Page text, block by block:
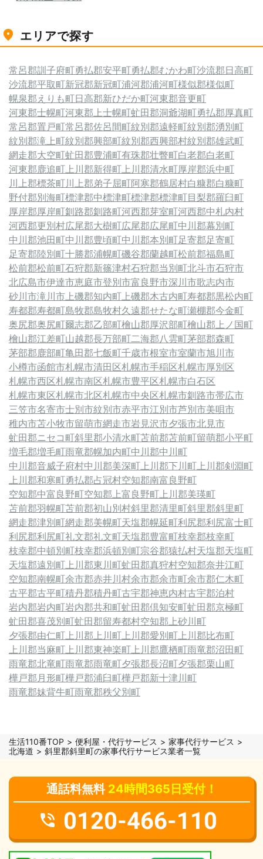
エリアで探す
常呂郡訓子府町勇払郡安平町勇払郡むかわ町沙流郡日高町
沙流郡平取町新冠郡新冠町浦河郡浦河町様似郡様似町
幌泉郡えりも町日高郡新ひだか町河東郡音更町
河東郡士幌町河東郡上士幌町虻田郡洞爺湖町勇払郡厚真町
常呂郡置戸町常呂郡佐呂間町紋別郡遠軽町紋別郡湧別町
紋別郡滝上町紋別郡興部町紋別郡西興部村紋別郡雄武町
網走郡大空町虻田郡豊浦町有珠郡壮瞥町白老郡白老町
河東郡鹿追町 上川郡新得町 上川郡清水町厚岸郡浜中町
川上郡標茶町川上郡弟子屈町阿寒郡鶴居村白糠郡白糠町
野付郡別海町標津郡中標津町標津郡標津町目梨郡羅臼町
厚岸郡厚岸町釧路郡釧路町河西郡芽室町河西郡中札内村
河西郡更別村広尾郡大樹町広尾郡広尾町中川郡幕別町
中川郡池田町中川郡豊頃町中川郡本別町足寄郡足寄町
足寄郡陸別町十勝郡浦幌町磯谷郡蘭越町松前郡福島町
松前郡松前町石狩郡新篠津村石狩郡当別町北斗市石狩市
北広島市伊達市恵庭市登別市富良野市深川市歌志内市
砂川市滝川市 上磯郡知内町 上磯郡木古内町寿都郡黒松内町
寿都郡寿都町島牧郡島牧村久遠郡せたな町瀬棚郡今金町
奥尻郡奥尻町爾志郡乙部町檜山郡厚沢部町檜山郡上ノ国町
檜山郡江差町山越郡長万部町二海郡八雲町茅部郡森町
茅部郡鹿部町亀田郡七飯町千歳市根室市室蘭市旭川市
小樽市函館市札幌市清田区札幌市手稲区札幌市厚別区
札幌市西区札幌市南区札幌市豊平区札幌市白石区
札幌市東区札幌市北区札幌市中央区札幌市釧路市帯広市
三笠市名寄市士別市紋別市赤平市江別市芦別市美唄市
稚内市苫小牧市留萌市網走市岩見沢市夕張市北見市
虻田郡ニセコ町斜里郡小清水町苫前郡苫前町留萌郡小平町
増毛郡増毛町雨竜郡幌加内町中川郡中川町
中川郡音威子府村中川郡美深町 上川郡下川町 上川郡剣淵町
上川郡和寒町勇払郡占冠村空知郡南富良野町
空知郡中富良野町空知郡上富良野町 上川郡美瑛町
苫前郡羽幌町苫前郡初山別村斜里郡清里町斜里郡斜里町
網走郡津別町網走郡美幌町天塩郡幌延町利尻郡利尻富士町
利尻郡利尻町礼文郡礼文町天塩郡豊富町枝幸郡枝幸町
枝幸郡中頓別町枝幸郡浜頓別町宗谷郡猿払村天塩郡天塩町
天塩郡遠別町 上川郡東川町虻田郡真狩村空知郡奈井江町
空知郡南幌町余市郡赤井川村余市郡余市町余市郡仁木町
古平郡古平町積丹郡積丹町古宇郡神恵内村古宇郡泊村
岩内郡岩内町岩内郡共和町虻田郡倶知安町虻田郡京極町
虻田郡喜茂別町虻田郡留寿都村空知郡上砂川町
夕張郡由仁町 上川郡上川町 上川郡愛別町 上川郡比布町
上川郡当麻町 上川郡東神楽町 上川郡鷹栖町雨竜郡沼田町
雨竜郡北竜町雨竜郡雨竜町夕張郡長沼町夕張郡栗山町
樺戸郡月形町樺戸郡浦臼町樺戸郡新十津川町
雨竜郡妹背牛町雨竜郡秩父別町
生活110番TOP 便利屋・代行サービス
家事代行サービス
北海道
斜里郡斜里町の家事代行サービス業者一覧
通話料無料 24時間365日受付！
0120-466-110